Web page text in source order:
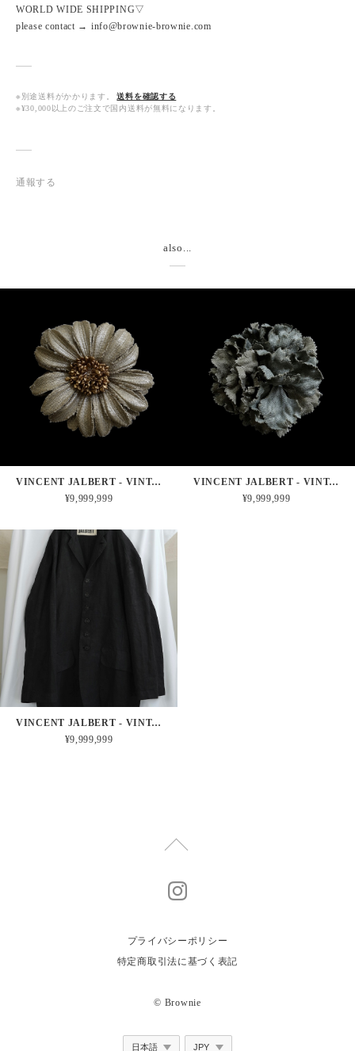
WORLD WIDE SHIPPING▽
please contact → info@brownie-brownie.com
※別途送料がかかります。
送料を確認する
※¥30,000以上のご注文で国内送料が無料になります。
通報する
also...
VINCENT JALBERT - VINTAGE FRENCH MILITARY LINEN CORSAGE - DAISY
¥9,999,999
VINCENT JALBERT - VINTAGE FRENCH MILITARY LINEN CORSAGE - CLOVE PINK
¥9,999,999
VINCENT JALBERT - VINTAGE FRENCH LINEN 6 BUTTONS COAT
¥9,999,999
プライバシーポリシー
特定商取引法に基づく表記
© Brownie